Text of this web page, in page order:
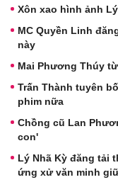
Xôn xao hình ảnh
MC Quyền Linh
này
Mai Phương Thúy
Trấn Thành tuyên
phim nữa
Chồng cũ Lan
con'
Lý Nhã Kỳ đăng tải
ứng xử văn minh